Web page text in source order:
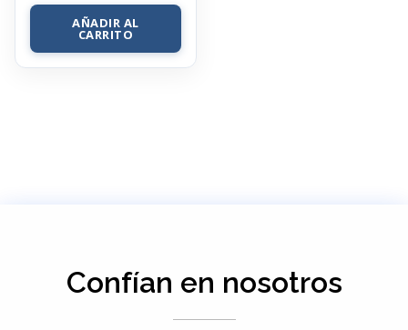
AÑADIR AL
CARRITO
Confían en nosotros